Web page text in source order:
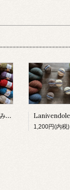
mYak 試し編みセット
1,200円(内税)